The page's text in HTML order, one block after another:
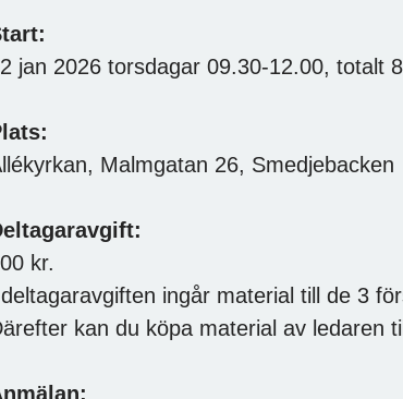
jan 2026 torsdagar 09.30-12.00, totalt
Malmgatan 26, Smedjebacken
kr.
ingår material till de 3
kan du köpa material av ledaren